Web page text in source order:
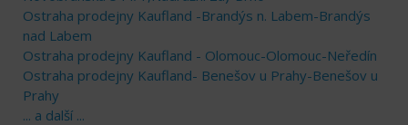
Ostraha prodejny Kaufland -Brandýs n. Labem-Brandýs
nad Labem
Ostraha prodejny Kaufland - Olomouc-Olomouc-Neředín
Ostraha prodejny Kaufland- Benešov u Prahy-Benešov u
Prahy
... a další ...